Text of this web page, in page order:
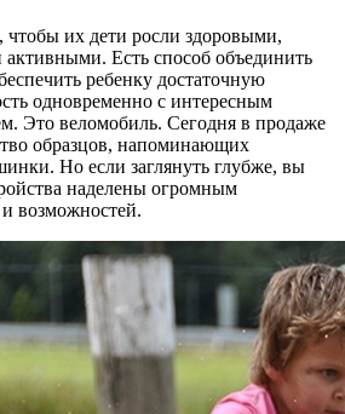
чтобы их дети росли здоровыми,
Есть способ объединить
ребенку достаточную
одновременно с интересным
Это веломобиль. Сегодня в продаже
образцов, напоминающих
Но если заглянуть глубже, вы
наделены огромным
возможностей.